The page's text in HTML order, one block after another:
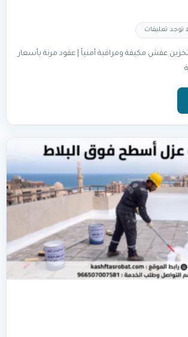
توجد تعليقات
عفش مكيفة ومراقبة أمنياً | عقود مرنة بأسعار